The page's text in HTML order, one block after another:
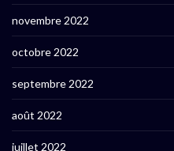
novembre 2022
octobre 2022
septembre 2022
août 2022
juillet 2022